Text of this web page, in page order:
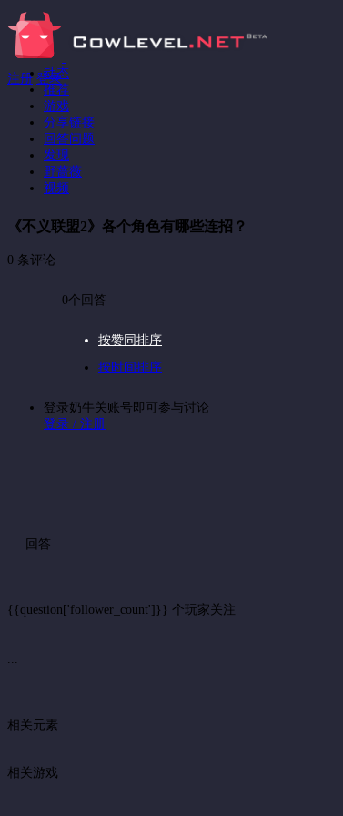
注册 登录
动态
推荐
游戏
分享链接
回答问题
发现
野蔷薇
视频
《不义联盟2》各个角色有哪些连招？
0 条评论
0个回答
按赞同排序
按时间排序
登录奶牛关账号即可参与讨论
登录 / 注册
回答
{{question['follower_count']}} 个玩家关注
相关元素
相关游戏